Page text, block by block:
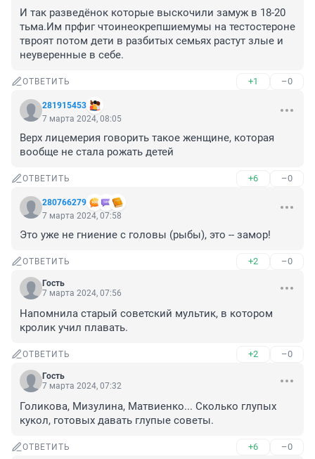
И так разведёнок которые выскочили замуж в 18-20
тьма.Им прфиг чтоинеокрепшиемумы на тестостероне
твроят потом дети в разбитых семьях растут злые и
неуверенные в себе.
ОТВЕТИТЬ +1 –0
281915453
7 марта 2024, 08:05
Верх лицемерия говорить такое женщине, которая
вообще не стала рожать детей
ОТВЕТИТЬ +6 –0
280766279
7 марта 2024, 07:58
Это уже не гниение с головы (рыбы), это -- замор!
ОТВЕТИТЬ +2 –0
Гость
7 марта 2024, 07:56
Напомнила старый советский мультик, в котором
кролик учил плавать.
ОТВЕТИТЬ +2 –0
Гость
7 марта 2024, 07:32
Голикова, Мизулина, Матвиенко... Сколько глупых
кукол, готовых давать глупые советы.
ОТВЕТИТЬ +6 –0